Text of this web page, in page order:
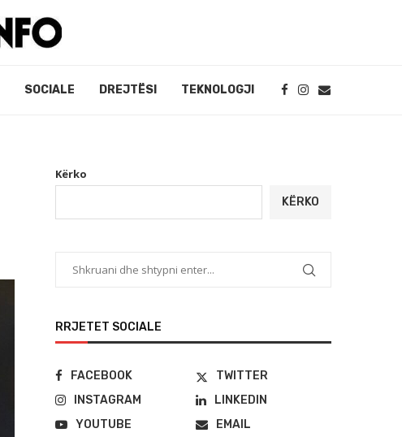
SOCIALE DREJTËSI TEKNOLOGJI
Kërko
KËRKO
RRJETET SOCIALE
FACEBOOK
TWITTER
INSTAGRAM
LINKEDIN
YOUTUBE
EMAIL